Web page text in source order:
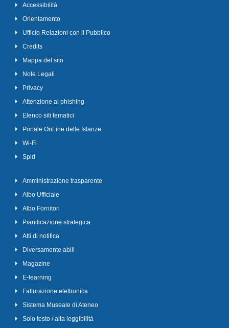
Accessibilità
Orientamento
Ufficio Relazioni con il Pubblico
Credits
Mappa del sito
Note Legali
Privacy
Attenzione al phishing
Elenco siti tematici
Portale OnLine delle Istanze
Wi-Fi
Spid
Amministrazione trasparente
Albo Ufficiale
Albo Fornitori
Pianificazione strategica
Atti di notifica
Diversamente abili
Magazine
E-learning
Fatturazione elettronica
Sistema Museale di Ateneo
Solo testo / alta leggibilità